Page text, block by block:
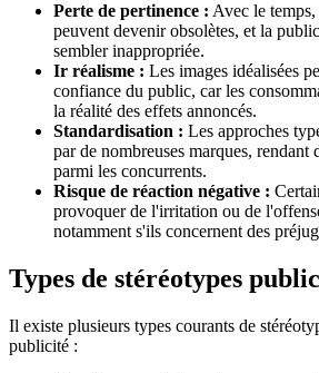
Perte de pertinence : Avec le temps,
peuvent devenir obsolètes, et la
sembler inappropriée.
Ir réalisme : Les images idéalisées
confiance du public, car les
la réalité des effets annoncés.
Standardisation : Les approches
par de nombreuses marques,
parmi les concurrents.
Risque de réaction négative :
provoquer de l'irritation ou de
notamment s'ils concernent des
Types de stéréotypes
Il existe plusieurs types courants de
publicité :